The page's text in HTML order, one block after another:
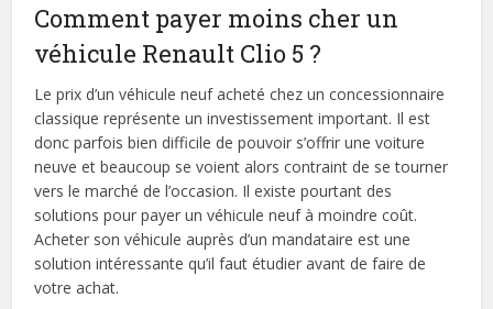
Comment payer moins cher un
véhicule Renault Clio 5 ?
Le prix d’un véhicule neuf acheté chez un concessionnaire
classique représente un investissement important. Il est
donc parfois bien difficile de pouvoir s’offrir une voiture
neuve et beaucoup se voient alors contraint de se tourner
vers le marché de l’occasion. Il existe pourtant des
solutions pour payer un véhicule neuf à moindre coût.
Acheter son véhicule auprès d’un mandataire est une
solution intéressante qu’il faut étudier avant de faire de
votre achat.